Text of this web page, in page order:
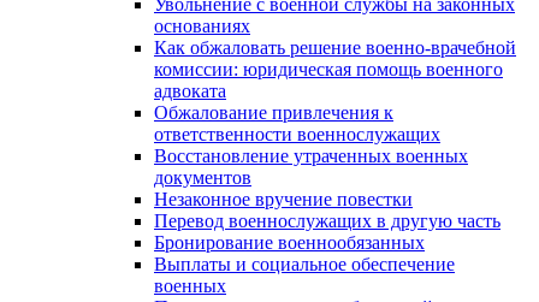
Увольнение с военной службы на законных
основаниях
Как обжаловать решение военно-врачебной
комиссии: юридическая помощь военного
адвоката
Обжалование привлечения к
ответственности военнослужащих
Восстановление утраченных военных
документов
Незаконное вручение повестки
Перевод военнослужащих в другую часть
Бронирование военнообязанных
Выплаты и социальное обеспечение
военных